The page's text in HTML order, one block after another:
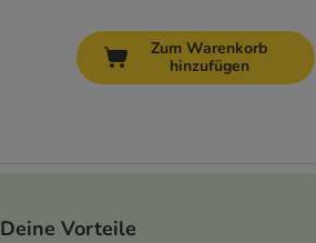
Zum Warenkorb
hinzufügen
Deine Vorteile